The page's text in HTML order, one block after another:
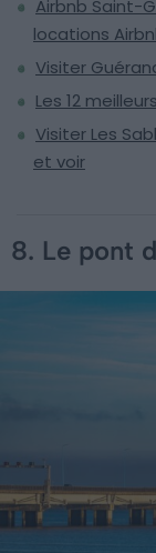
Airbnb Saint-
locations
Visiter
Les 12
Visiter Les
et voir
8. Le pont